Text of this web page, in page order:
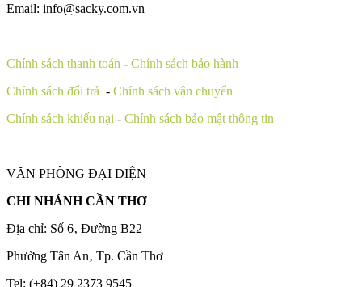
Email: info@sacky.com.vn
Chính sách thanh toán - Chính sách bảo hành
Chính sách đổi trả - Chính sách vận chuyển
Chính sách khiếu nại - Chính sách bảo mật thông tin
VĂN PHÒNG ĐẠI DIỆN
CHI NHÁNH CẦN THƠ
Địa chỉ: Số 6‚ Đường B22
Phường Tân An‚ Tp. Cần Thơ
Tel: (+84) 29 2373 9545